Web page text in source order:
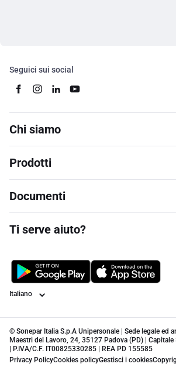
Seguici sui social
Chi siamo
Prodotti
Documenti
Ti serve aiuto?
Lingua
© Sonepar Italia S.p.A Unipersonale | Sede legale ed
Maestri del Lavoro, 24, 35127 Padova (PD) |
| P.IVA/C.F. IT00825330285 | REA PD 155585
Privacy PolicyCookies policyGestisci i cookies